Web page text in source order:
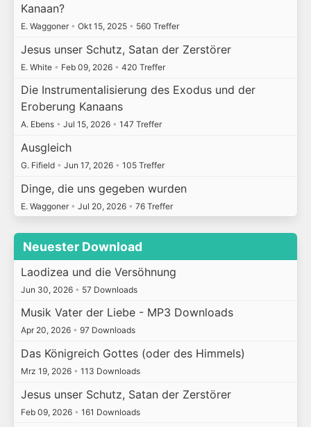
Kanaan?
E. Waggoner • Okt 15, 2025 • 560 Treffer
Jesus unser Schutz, Satan der Zerstörer
E. White • Feb 09, 2026 • 420 Treffer
Die Instrumentalisierung des Exodus und der
Eroberung Kanaans
A. Ebens • Jul 15, 2026 • 147 Treffer
Ausgleich
G. Fifield • Jun 17, 2026 • 105 Treffer
Dinge, die uns gegeben wurden
E. Waggoner • Jul 20, 2026 • 76 Treffer
Neuester Download
Laodizea und die Versöhnung
Jun 30, 2026 • 57 Downloads
Musik Vater der Liebe - MP3 Downloads
Apr 20, 2026 • 97 Downloads
Das Königreich Gottes (oder des Himmels)
Mrz 19, 2026 • 113 Downloads
Jesus unser Schutz, Satan der Zerstörer
Feb 09, 2026 • 161 Downloads